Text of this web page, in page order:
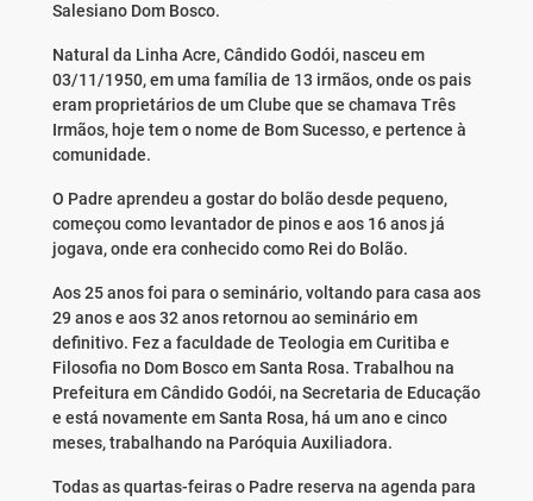
Salesiano Dom Bosco.
Natural da Linha Acre, Cândido Godói, nasceu em
03/11/1950, em uma família de 13 irmãos, onde os pais
eram proprietários de um Clube que se chamava Três
Irmãos, hoje tem o nome de Bom Sucesso, e pertence à
comunidade.
O Padre aprendeu a gostar do bolão desde pequeno,
começou como levantador de pinos e aos 16 anos já
jogava, onde era conhecido como Rei do Bolão.
Aos 25 anos foi para o seminário, voltando para casa aos
29 anos e aos 32 anos retornou ao seminário em
definitivo. Fez a faculdade de Teologia em Curitiba e
Filosofia no Dom Bosco em Santa Rosa. Trabalhou na
Prefeitura em Cândido Godói, na Secretaria de Educação
e está novamente em Santa Rosa, há um ano e cinco
meses, trabalhando na Paróquia Auxiliadora.
Todas as quartas-feiras o Padre reserva na agenda para